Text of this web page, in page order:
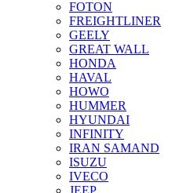
FOTON
FREIGHTLINER
GEELY
GREAT WALL
HONDA
HAVAL
HOWO
HUMMER
HYUNDAI
INFINITY
IRAN SAMAND
ISUZU
IVECO
JEEP